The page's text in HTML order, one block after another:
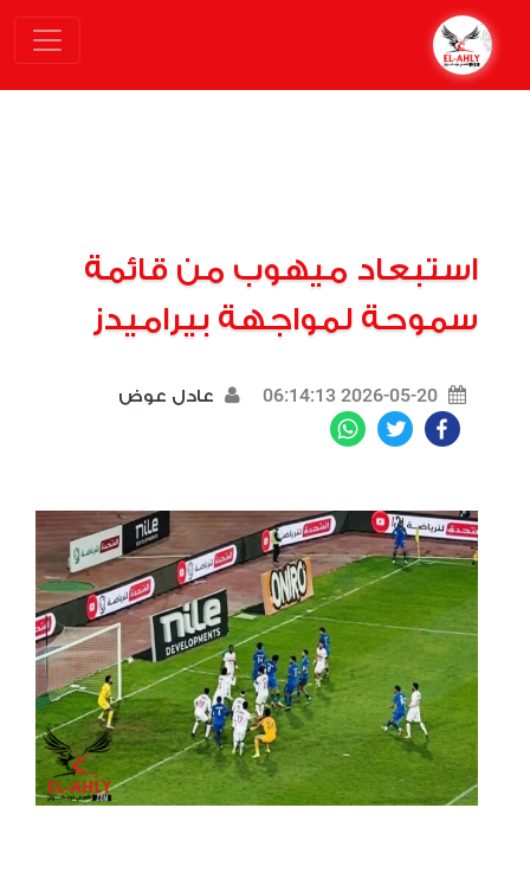
استبعاد ميهوب من قائمة
سموحة لمواجهة بيراميدز
2026-05-20 06:14:13 عادل عوض
Facebook
Twitter